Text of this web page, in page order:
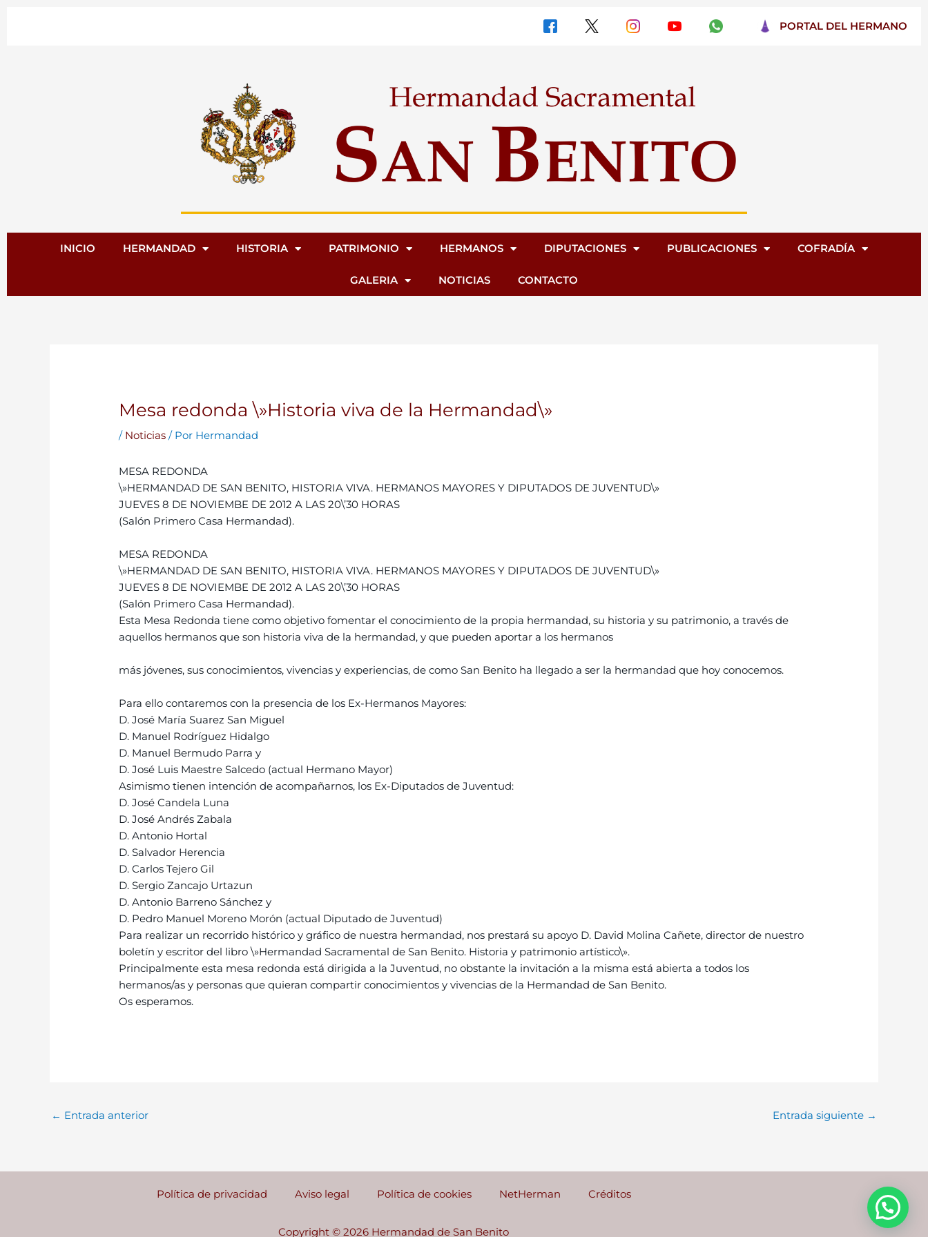
PORTAL DEL HERMANO
INICIO HERMANDAD HISTORIA PATRIMONIO HERMANOS DIPUTACIONES PUBLICACIONES COFRADÍA
GALERIA NOTICIAS CONTACTO
Mesa redonda \»Historia viva de la Hermandad\»
/ Noticias / Por Hermandad
MESA REDONDA
\»HERMANDAD DE SAN BENITO, HISTORIA VIVA. HERMANOS MAYORES Y DIPUTADOS DE JUVENTUD\»
JUEVES 8 DE NOVIEMBE DE 2012 A LAS 20\’30 HORAS
(Salón Primero Casa Hermandad).
MESA REDONDA
\»HERMANDAD DE SAN BENITO, HISTORIA VIVA. HERMANOS MAYORES Y DIPUTADOS DE JUVENTUD\»
JUEVES 8 DE NOVIEMBE DE 2012 A LAS 20\’30 HORAS
(Salón Primero Casa Hermandad).
Esta Mesa Redonda tiene como objetivo fomentar el conocimiento de la propia hermandad, su historia y su patrimonio, a través de
aquellos hermanos que son historia viva de la hermandad, y que pueden aportar a los hermanos
más jóvenes, sus conocimientos, vivencias y experiencias, de como San Benito ha llegado a ser la hermandad que hoy conocemos.
Para ello contaremos con la presencia de los Ex-Hermanos Mayores:
D. José María Suarez San Miguel
D. Manuel Rodríguez Hidalgo
D. Manuel Bermudo Parra y
D. José Luis Maestre Salcedo (actual Hermano Mayor)
Asimismo tienen intención de acompañarnos, los Ex-Diputados de Juventud:
D. José Candela Luna
D. José Andrés Zabala
D. Antonio Hortal
D. Salvador Herencia
D. Carlos Tejero Gil
D. Sergio Zancajo Urtazun
D. Antonio Barreno Sánchez y
D. Pedro Manuel Moreno Morón (actual Diputado de Juventud)
Para realizar un recorrido histórico y gráfico de nuestra hermandad, nos prestará su apoyo D. David Molina Cañete, director de nuestro
boletín y escritor del libro \»Hermandad Sacramental de San Benito. Historia y patrimonio artístico\».
Principalmente esta mesa redonda está dirigida a la Juventud, no obstante la invitación a la misma está abierta a todos los
hermanos/as y personas que quieran compartir conocimientos y vivencias de la Hermandad de San Benito.
Os esperamos.
← Entrada anterior Entrada siguiente →
Política de privacidad Aviso legal Política de cookies NetHerman Créditos
Copyright © 2026 Hermandad de San Benito